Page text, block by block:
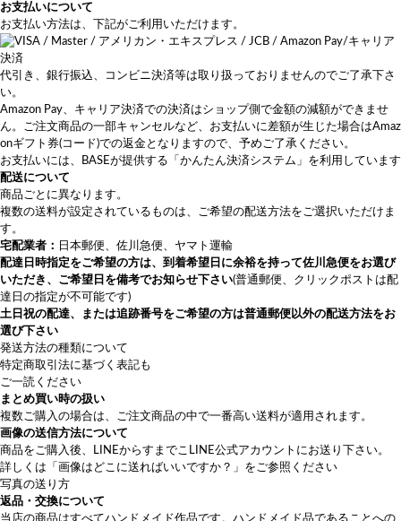
お支払いについて
お支払い方法は、下記がご利用いただけます。
代引き、銀行振込、コンビニ決済等は取り扱っておりませんのでご了承下さ
い。
Amazon Pay、キャリア決済での決済はショップ側で金額の減額ができませ
ん。ご注文商品の一部キャンセルなど、お支払いに差額が生じた場合はAmaz
onギフト券(コード)での返金となりますので、予めご了承ください。
お支払いには、BASEが提供する「かんたん決済システム」を利用しています
配送について
商品ごとに異なります。
複数の送料が設定されているものは、ご希望の配送方法をご選択いただけま
す。
宅配業者：
日本郵便、佐川急便、ヤマト運輸
配達日時指定をご希望の方は、 到着希望日に余裕を持って佐川急便をお選び
いただき 、ご希望日を備考でお知らせ下さい(普通郵便、クリックポストは配
達日の指定が不可能です)
土日祝の配達、または追跡番号をご希望の方は普通郵便以外の配送方法をお
選び下さい
発送方法の種類について
特定商取引法に基づく表記も
ご一読ください
まとめ買い時の扱い
複数ご購入の場合は、ご注文商品の中で一番高い送料が適用されます。
画像の送信方法について
商品をご購入後、LINEからすまでこLINE公式アカウント にお送り下さい。
詳しくは 「画像はどこに送ればいいですか？」 をご参照ください
写真の送り方
返品・交換について
当店の商品はすべてハンドメイド作品です。ハンドメイド品であることへの